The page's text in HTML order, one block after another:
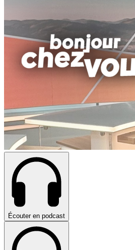
Écouter en podcast